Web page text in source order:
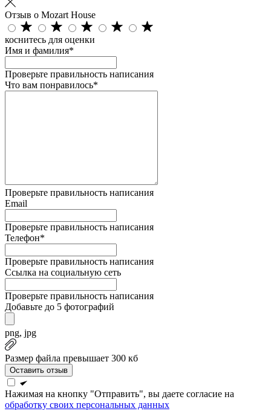
Отзыв о Mozart House
коснитесь для оценки
Имя и фамилия*
Проверьте правильность написания
Что вам понравилось*
Проверьте правильность написания
Email
Проверьте правильность написания
Телефон*
Проверьте правильность написания
Ссылка на социальную сеть
Проверьте правильность написания
Добавьте до 5 фотографий
png, jpg
Размер файла превышает 300 кб
Оставить отзыв
Нажимая на кнопку "Отправить", вы даете согласие на
обработку своих персональных данных